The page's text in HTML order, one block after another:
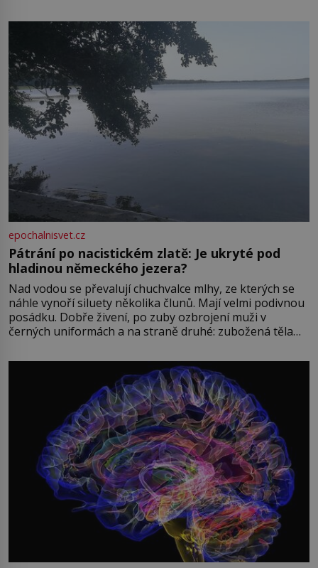
Boskovice na okraji Drahanské vrchoviny vznikla někdy
ve13. století, a už v roce 1313 kronikáři zaznamenali
epochalnisvet.cz
Pátrání po nacistickém zlatě: Je ukryté pod
hladinou německého jezera?
Nad vodou se převalují chuchvalce mlhy, ze kterých se
náhle vynoří siluety několika člunů. Mají velmi podivnou
posádku. Dobře živení, po zuby ozbrojení muži v
černých uniformách a na straně druhé: zubožená těla
přízračná scéna znamená? Je jaro roku 1945, druhá
světová válka se chýlí ke konci. Jezero Stolpsee